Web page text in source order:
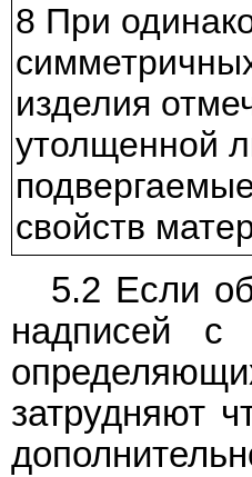
8 При
изделия
утолщенной
свойств
5.2 Если
надписей с
затрудняют